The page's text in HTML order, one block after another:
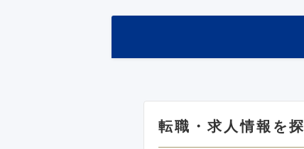
転職・求人情報を